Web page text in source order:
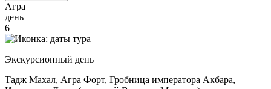
Агра
день
6
Экскурсионный день
Тадж Махал, Агра Форт, Гробница императора Акбара,